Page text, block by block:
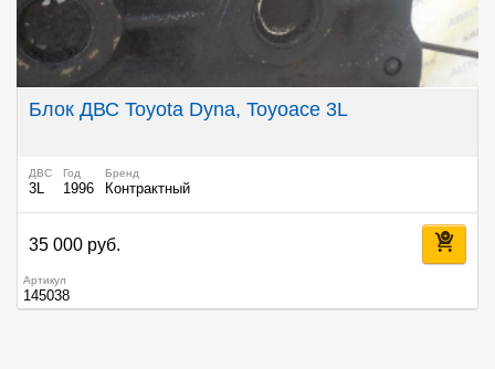
Блок ДВС Toyota Dyna, Toyoace 3L
ДВС
3L
Год
1996
Бренд
Контрактный
35 000 руб.
Артикул
145038